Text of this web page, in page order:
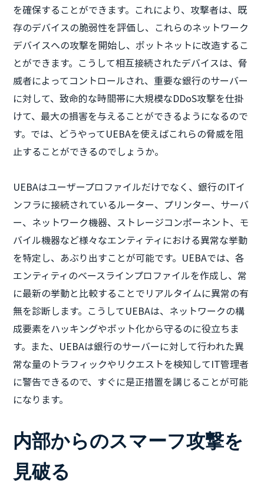
を確保することができます。これにより、攻撃者は、既
存のデバイスの脆弱性を評価し、これらのネットワーク
デバイスへの攻撃を開始し、ボットネットに改造するこ
とができます。こうして相互接続されたデバイスは、脅
威者によってコントロールされ、重要な銀行のサーバー
に対して、致命的な時間帯に大規模なDDoS攻撃を仕掛
けて、最大の損害を与えることができるようになるので
す。では、どうやってUEBAを使えばこれらの脅威を阻
止することができるのでしょうか。
UEBAはユーザープロファイルだけでなく、銀行のITイ
ンフラに接続されているルーター、プリンター、サーバ
ー、ネットワーク機器、ストレージコンポーネント、モ
バイル機器など様々なエンティティにおける異常な挙動
を特定し、あぶり出すことが可能です。UEBAでは、各
エンティティのベースラインプロファイルを作成し、常
に最新の挙動と比較することでリアルタイムに異常の有
無を診断します。こうしてUEBAは、ネットワークの構
成要素をハッキングやボット化から守るのに役立ちま
す。また、UEBAは銀行のサーバーに対して行われた異
常な量のトラフィックやリクエストを検知してIT管理者
に警告できるので、すぐに是正措置を講じることが可能
になります。
内部からのスマーフ攻撃を
見破る